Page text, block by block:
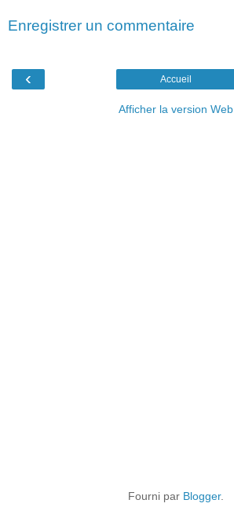
Enregistrer un commentaire
‹ Accueil
Afficher la version Web
Fourni par Blogger.